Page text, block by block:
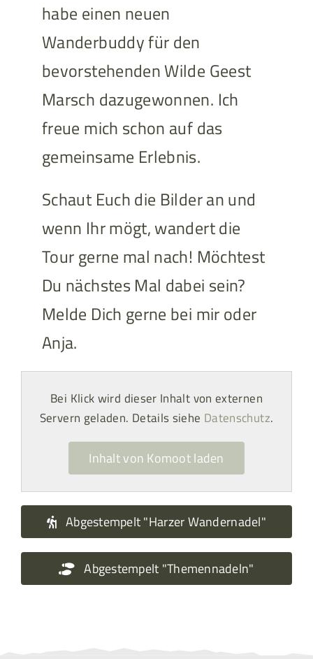
habe einen neuen
Wanderbuddy für den
bevorstehenden Wilde Geest
Marsch dazugewonnen. Ich
freue mich schon auf das
gemeinsame Erlebnis.
Schaut Euch die Bilder an und
wenn Ihr mögt, wandert die
Tour gerne mal nach! Möchtest
Du nächstes Mal dabei sein?
Melde Dich gerne bei mir oder
Anja.
Bei Klick wird dieser Inhalt von externen
Servern geladen. Details siehe Datenschutz.
Inhalt von Komoot laden
Abgestempelt "Harzer Wandernadel"
Abgestempelt "Themennadeln"